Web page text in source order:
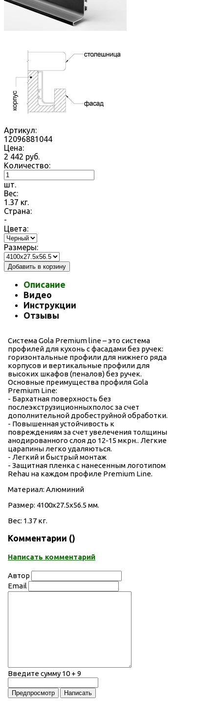
Артикул:
12096881044
Цена:
2 442 руб.
Количество:
шт.
Вес:
1.37 кг.
Страна:
-
Цвета:
Размеры:
Добавить в корзину
Описание
Видео
Инструкции
Отзывы
Система Gola Premium line – это система
профилей для кухонь с фасадами без ручек:
горизонтальные профили для нижнего ряда
корпусов и вертикальные профили для
высоких шкафов (пеналов) без ручек.
Основные преимущества профиля Gola
Premium Line:
- Бархатная поверхность без
послеэкструзиционныхполос за счет
дополнительной дробеструйной обработки.
- Повышенная устойчивость к
повреждениям за счет увелечения толщины
анодированного слоя до 12-15 мкрн.. Легкие
царапины легко удаляються.
- Легкий и быстрый монтаж
- Защитная пленка с нанесенным логотипом
Rehau на каждом профиле Premium Line.
Материал: Алюминий
Размер: 4100х27.5х56.5 мм.
Вес: 1.37 кг.
Комментарии ()
Написать комментарий
Автор
Email
Введите сумму 10 + 9